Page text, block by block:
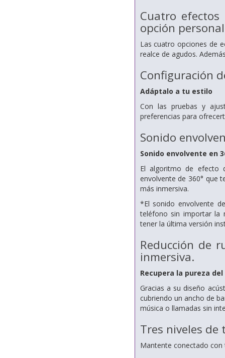
Cuatro
opción
Las cuatro opciones de
realce de agudos.
Configuración
Adáptalo a tu estilo
Con las pruebas y
preferencias para
Sonido
Sonido envolvente en
El algoritmo de efecto
envolvente de 360° que
más inmersiva.
*El sonido envolvente
teléfono sin importar la
tener la última versión
Reducción de
inmersiva.
Recupera la pureza
Gracias a su diseño
cubriendo un ancho de
música o llamadas sin
Tres niveles
Mantente conectado